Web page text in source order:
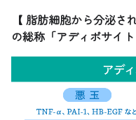
【 脂肪細胞から分泌さ
の総称「アディポサイト